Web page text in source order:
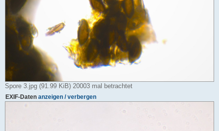
Spore 3.jpg (91.99 KiB) 20003 mal betrachtet
EXIF-Daten anzeigen / verbergen